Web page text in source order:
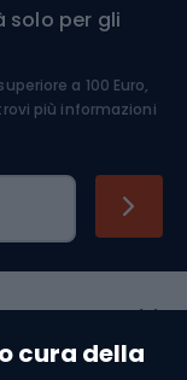
cura della
solo per gli
a 100 Euro,
più informazioni